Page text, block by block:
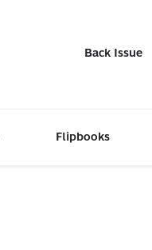
Back Issue
Flipbooks